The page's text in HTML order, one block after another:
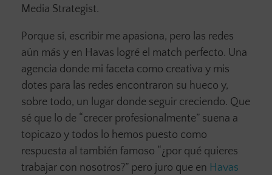
Media Strategist.
Porque sí, escribir me apasiona, pero las redes
aún más y en Havas logré el match perfecto. Una
agencia donde mi faceta como creativa y mis
dotes para las redes encontraron su hueco y,
sobre todo, un lugar donde seguir creciendo. Que
sé que lo de “crecer profesionalmente” suena a
topicazo y todos lo hemos puesto como
respuesta al también famoso “¿por qué quieres
trabajar con nosotros?” pero juro que en Havas